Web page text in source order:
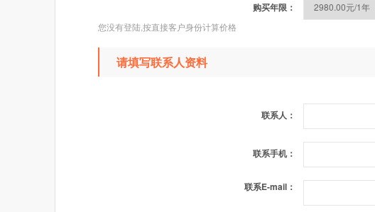
购买年限：
您没有登陆,按直接客户身份计算价格
请填写联系人资料
联系人：
联系手机：
联系E-mail：